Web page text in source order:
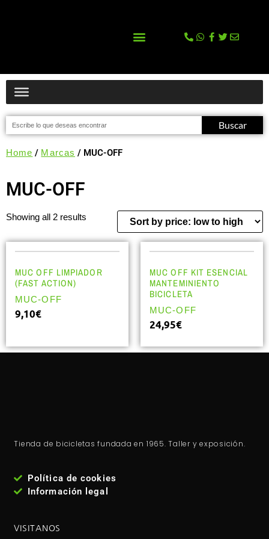
Buscar
Home / Marcas / MUC-OFF
MUC-OFF
Showing all 2 results
MUC OFF LIMPIADOR
(FAST ACTION)
MUC-OFF
9,10€
MUC OFF KIT ESENCIAL
MANTEMINIENTO
BICICLETA
MUC-OFF
24,95€
Tienda de bicicletas fundada en 1965. Taller y exposición.
Política de cookies
Información legal
VISITANOS